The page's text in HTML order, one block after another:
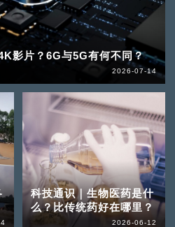
影片？6G与5G有何不同？
2026-07-14
科技通识｜生物医药是什
么？比传统药好在哪里？
2026-06-12